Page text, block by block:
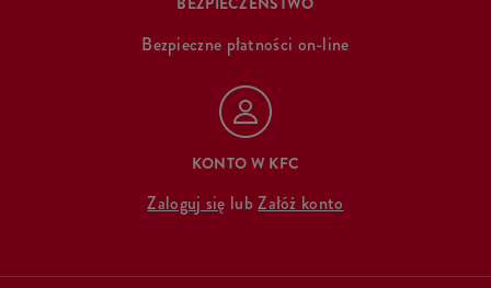
Bezpieczne płatności on-line
KONTO W KFC
Zaloguj się lubZałóż konto